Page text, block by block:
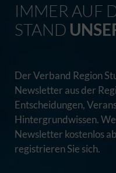
IMMER AUF
STAND
Der Verband Region
Newsletter aus der
Entscheidungen,
Hintergrundwissen.
Newsletter kostenlos
registrieren Sie sich.